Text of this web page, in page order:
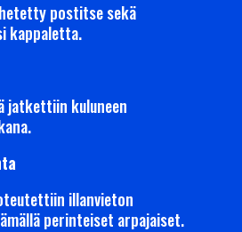
postitse sekä
kappaletta.
jatkettiin kuluneen
illanvieton
perinteiset arpajaiset.